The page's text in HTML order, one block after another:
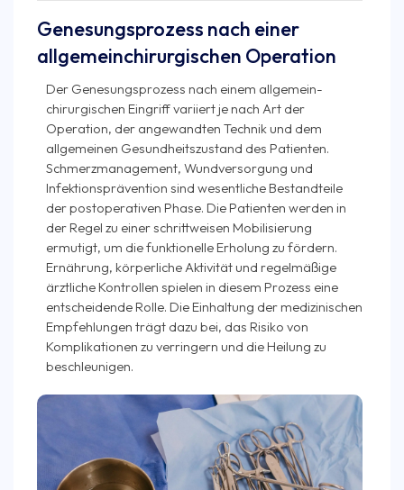
Genesungsprozess nach einer
allgemein­chirurgischen Operation
Der Genesungsprozess nach einem allgemein­
chirurgischen Eingriff variiert je nach Art der
Operation, der angewandten Technik und dem
allgemeinen Gesundheitszustand des Patienten.
Schmerzmanagement, Wundversorgung und
Infektionsprävention sind wesentliche Bestandteile
der postoperativen Phase. Die Patienten werden in
der Regel zu einer schrittweisen Mobilisierung
ermutigt, um die funktionelle Erholung zu fördern.
Ernährung, körperliche Aktivität und regelmäßige
ärztliche Kontrollen spielen in diesem Prozess eine
entscheidende Rolle. Die Einhaltung der medizinischen
Empfehlungen trägt dazu bei, das Risiko von
Komplikationen zu verringern und die Heilung zu
beschleunigen.